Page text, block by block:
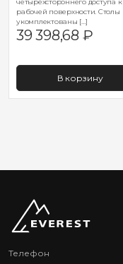
четырёхстороннего доступа к
рабочей поверхности. Столы
укомплектованы […]
39 398,68 ₽
В корзину
Телефон